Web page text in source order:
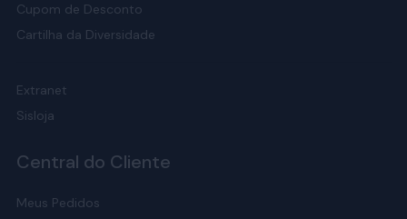
Cupom de Desconto
Cartilha da Diversidade
Extranet
Sisloja
Central do Cliente
Meus Pedidos